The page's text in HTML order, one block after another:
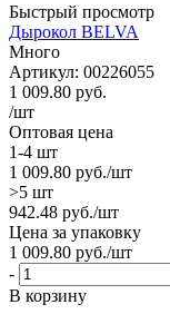
Быстрый просмотр
Дырокол BELVA
Много
Артикул: 00226055
1 009.80 руб.
/шт
Оптовая цена
1-4 шт
1 009.80 руб./шт
>5 шт
942.48 руб./шт
Цена за упаковку
1 009.80 руб./шт
-
В корзину